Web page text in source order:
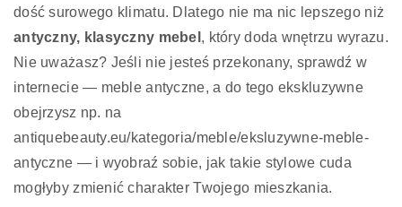
dość surowego klimatu. Dlatego nie ma nic lepszego niż
antyczny, klasyczny mebel , który doda wnętrzu wyrazu.
Nie uważasz? Jeśli nie jesteś przekonany, sprawdź w
internecie — meble antyczne, a do tego ekskluzywne
obejrzysz np. na
antiquebeauty.eu/kategoria/meble/eksluzywne-meble-
antyczne — i wyobraź sobie, jak takie stylowe cuda
mogłyby zmienić charakter Twojego mieszkania.